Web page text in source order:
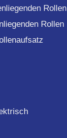
Rollen
Rollen